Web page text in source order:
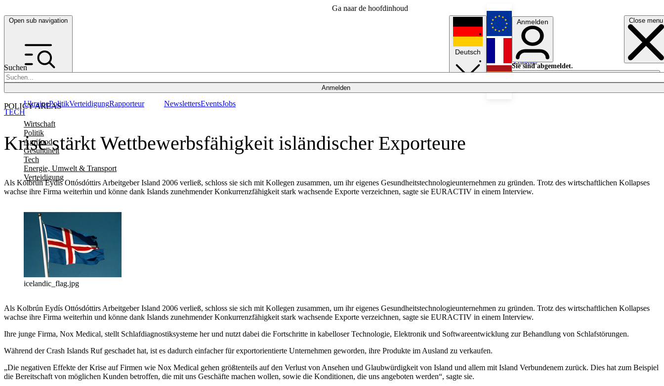
Ga naar de hoofdinhoud
Open sub navigation Close menu
Suchen
Anmelden
POLICY AREAS
Wirtschaft
Politik
Agrifood
Gesundheit
Tech
Energie, Umwelt & Transport
Verteidigung
UkrainePolitikVerteidigungRapporteur NewslettersEventsJobs
Deutsch
English
Français
Anmelden
Sie sind abgemeldet.
Anmelden
Licht aus
Krise stärkt Wettbewerbsfähigkeit isländischer Exporteure
Als Kolbrún Eydís Ottósdóttirs Arbeitgeber Island 2006 verließ, schloss sie sich mit Kollegen zusammen, um ihr eigenes Gesundheitstechnologieunternehmen zu gründen. Trotz des wirtschaftlichen Kollapses
wachse ihre Firma weiterhin und könne dank Islands zunehmender Konkurrenzfähigkeit stark wachsende Exporte verzeichnen, sagte sie EURACTIV in einem Interview.
TECH
icelandic_flag.jpg
Als Kolbrún Eydís Ottósdóttirs Arbeitgeber Island 2006 verließ, schloss sie sich mit Kollegen zusammen, um ihr eigenes Gesundheitstechnologieunternehmen zu gründen. Trotz des wirtschaftlichen Kollapses
wachse ihre Firma weiterhin und könne dank Islands zunehmender Konkurrenzfähigkeit stark wachsende Exporte verzeichnen, sagte sie EURACTIV in einem Interview.
Ihre junge Firma, Nox Medical, stellt Schlafdiagnostiksysteme her und nutzt dabei die Fortschritte in kabelloser Technologie, Elektronik und Softwareentwicklung zur Behandlung von Schlafstörungen.
Während der Crash Islands Ruf geschadet hat, ist es dadurch einfacher für exportorientierte Unternehmen geworden, ihre Produkte im Ausland zu verkaufen.
„Die negativen Effekte der Krise auf Firmen wie Nox Medical gehen größtenteils auf den Verlust von Ansehen und Glaubwürdigkeit von Island und allem mit Island Verbundenem zurück. Dies hat zum Beispiel
die Bereitschaft von möglichen Kunden betroffen, die mit uns Geschäfte machen wollen, sowie die Konditionen, die uns angeboten werden“, sagte sie.